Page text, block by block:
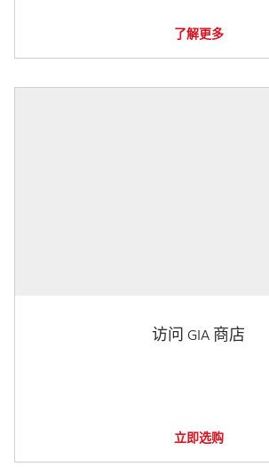
了解更多
访问 GIA 商店
立即选购